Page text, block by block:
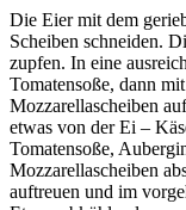
Die Eier mit dem
Scheiben schneiden.
zupfen. In eine
Tomatensoße, dann
Mozzarellascheiben
etwas von der Ei –
Tomatensoße,
Mozzarellascheiben
auftreuen und im